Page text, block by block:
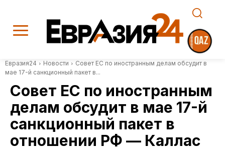
Евразия24 Новости
Совет ЕС по иностранным делам обсудит в
мае 17-й санкционный пакет в...
Совет ЕС по иностранным
делам обсудит в мае 17-й
санкционный пакет в
отношении РФ — Каллас